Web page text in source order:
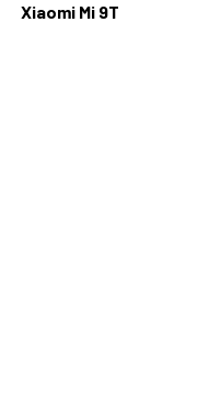
Xiaomi Mi 9T